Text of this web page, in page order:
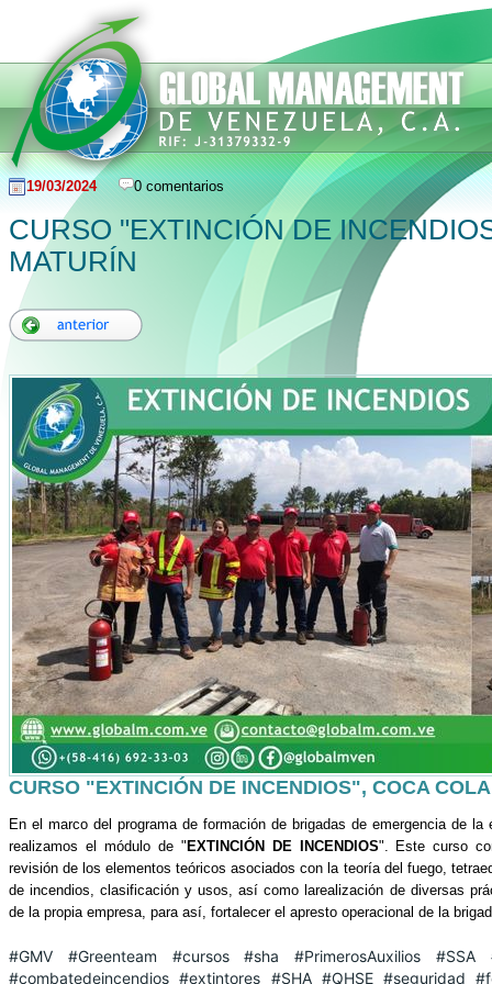
19/03/2024 0 comentarios
CURSO "EXTINCIÓN DE
MATURÍN
CURSO "EXTINCIÓN DE INCENDIOS", COCA
En el marco del programa de formación de brigadas de emergencia de la
realizamos el módulo de "EXTINCIÓN DE INCENDIOS". Este curso
revisión de los elementos teóricos asociados con la teoría del fuego,
de incendios, clasificación y usos, así como larealización de diversas
de la propia empresa, para así, fortalecer el apresto operacional de la
#GMV #Greenteam #cursos #sha #PrimerosAuxilios #SSA
#combatedeincendios #extintores #SHA #QHSE #seguridad